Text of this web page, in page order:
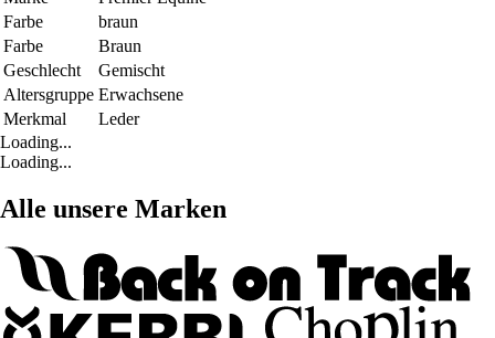
Farbe
braun
Farbe
Braun
Geschlecht
Gemischt
Altersgruppe Erwachsene
Merkmal
Leder
Loading...
Loading...
Alle unsere Marken